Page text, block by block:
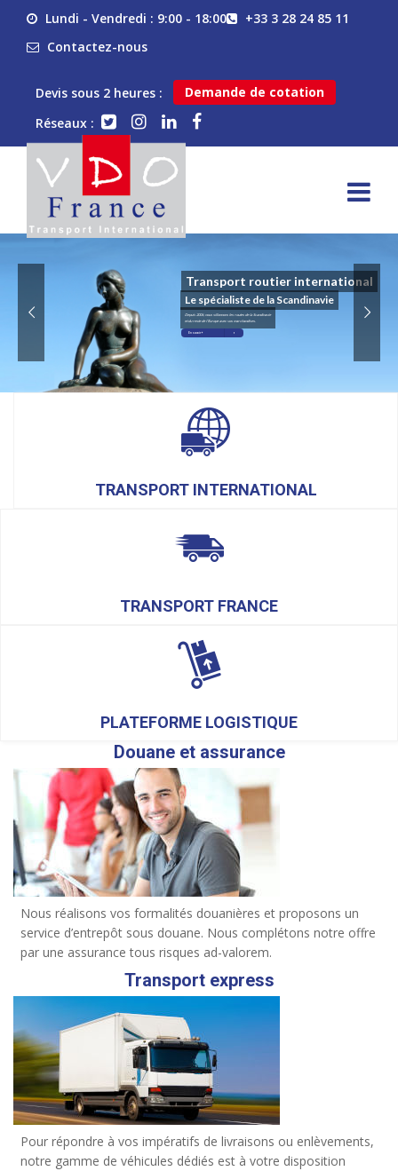
Lundi - Vendredi : 9:00 - 18:00
+33 3 28 24 85 11
Contactez-nous
Devis sous 2 heures :
Demande de cotation
Réseaux :
Transport routier international
Le spécialiste de la Scandinavie
Depuis 2006, nous sillonnons les routes de la Scandinavie
et du reste de l'Europe avec vos marchandises.
En savoir +
TRANSPORT INTERNATIONAL
TRANSPORT FRANCE
PLATEFORME LOGISTIQUE
Douane et assurance
Nous réalisons vos formalités douanières et proposons un
service d’entrepôt sous douane. Nous complétons notre offre
par une assurance tous risques ad-valorem.
Transport express
Pour répondre à vos impératifs de livraisons ou enlèvements,
notre gamme de véhicules dédiés est à votre disposition